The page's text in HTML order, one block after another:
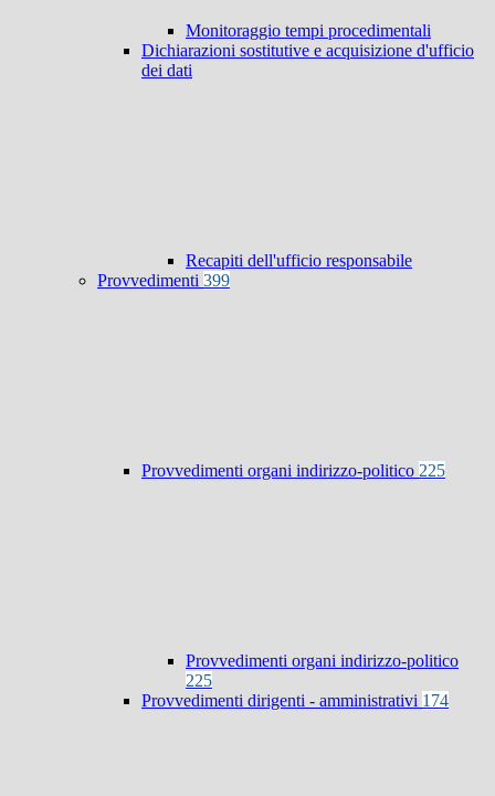
Monitoraggio tempi procedimentali
Dichiarazioni sostitutive e acquisizione d'ufficio
dei dati
Recapiti dell'ufficio responsabile
Provvedimenti 399
Provvedimenti organi indirizzo-politico 225
Provvedimenti organi indirizzo-politico
225
Provvedimenti dirigenti - amministrativi 174